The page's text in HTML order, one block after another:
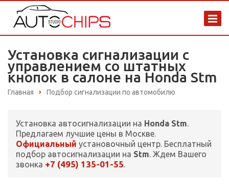
Установка сигнализации с
управлением со штатных
кнопок в салоне на Honda Stm
Главная Подбор сигнализации по автомобилю
Установка автосигнализации на Honda Stm.
Предлагаем лучшие цены в Москве.
Официальный установочный центр. Бесплатный
подбор автосигнализации на Stm. Ждем Вашего
звонка +7 (495) 135-01-55.